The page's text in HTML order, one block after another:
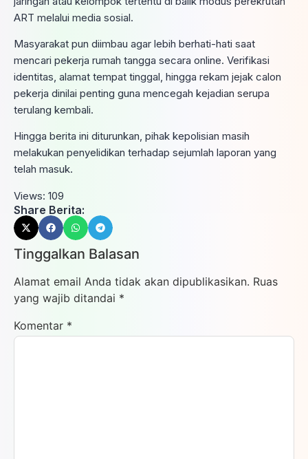
ART melalui media sosial.
Masyarakat pun diimbau agar lebih berhati-hati saat
mencari pekerja rumah tangga secara online. Verifikasi
identitas, alamat tempat tinggal, hingga rekam jejak calon
pekerja dinilai penting guna mencegah kejadian serupa
terulang kembali.
Hingga berita ini diturunkan, pihak kepolisian masih
melakukan penyelidikan terhadap sejumlah laporan yang
telah masuk.
Views: 109
Share Berita:
Tinggalkan Balasan
Alamat email Anda tidak akan dipublikasikan. Ruas
yang wajib ditandai *
Komentar *